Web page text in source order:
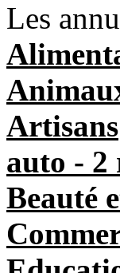
Les
Artisans
auto - 2
Beauté